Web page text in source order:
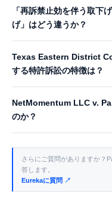
「再訴禁止効を伴う取下
げ」はどう違うか？
Texas Eastern District
する特許訴訟の特徴は？
NetMomentum LLC v.
のか？
さらにご質問がありますか？
答します。
Eurekaに質問 ↗